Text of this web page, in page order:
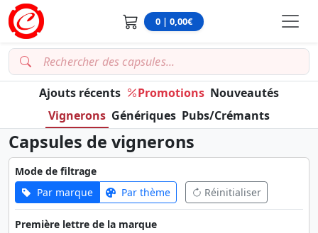
0 | 0,00€
Ajouts récents Promotions Nouveautés
Vignerons Génériques Pubs/Crémants
Capsules de vignerons
Mode de filtrage
Par marque
Par thème Réinitialiser
Première lettre de la marque